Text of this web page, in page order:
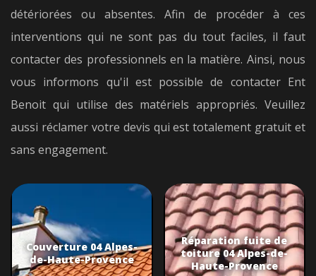
détériorées ou absentes. Afin de procéder à ces
interventions qui ne sont pas du tout faciles, il faut
contacter des professionnels en la matière. Ainsi, nous
vous informons qu'il est possible de contacter Ent
Benoit qui utilise des matériels appropriés. Veuillez
aussi réclamer votre devis qui est totalement gratuit et
sans engagement.
Couverture 04 Alpes-
de-Haute-Provence
Réparation fuite de
toiture 04 Alpes-de-
Haute-Provence